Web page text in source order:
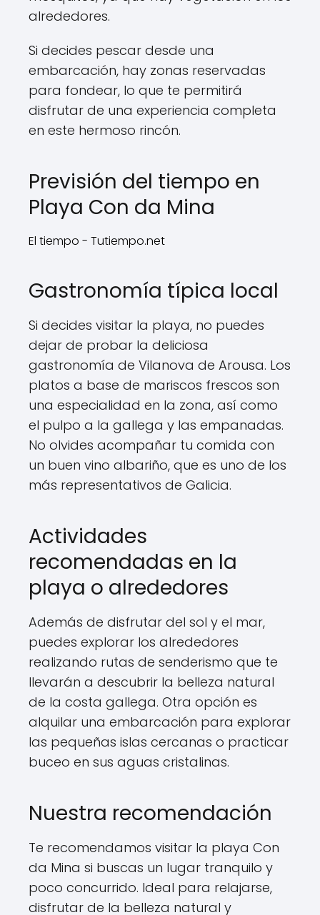
alrededores.
Si decides pescar desde una
embarcación, hay zonas reservadas
para fondear, lo que te permitirá
disfrutar de una experiencia completa
en este hermoso rincón.
Previsión del tiempo en
Playa Con da Mina
El tiempo - Tutiempo.net
Gastronomía típica local
Si decides visitar la playa, no puedes
dejar de probar la deliciosa
gastronomía de Vilanova de Arousa. Los
platos a base de mariscos frescos son
una especialidad en la zona, así como
el pulpo a la gallega y las empanadas.
No olvides acompañar tu comida con
un buen vino albariño, que es uno de los
más representativos de Galicia.
Actividades
recomendadas en la
playa o alrededores
Además de disfrutar del sol y el mar,
puedes explorar los alrededores
realizando rutas de senderismo que te
llevarán a descubrir la belleza natural
de la costa gallega. Otra opción es
alquilar una embarcación para explorar
las pequeñas islas cercanas o practicar
buceo en sus aguas cristalinas.
Nuestra recomendación
Te recomendamos visitar la playa Con
da Mina si buscas un lugar tranquilo y
poco concurrido. Ideal para relajarse,
disfrutar de la belleza natural y